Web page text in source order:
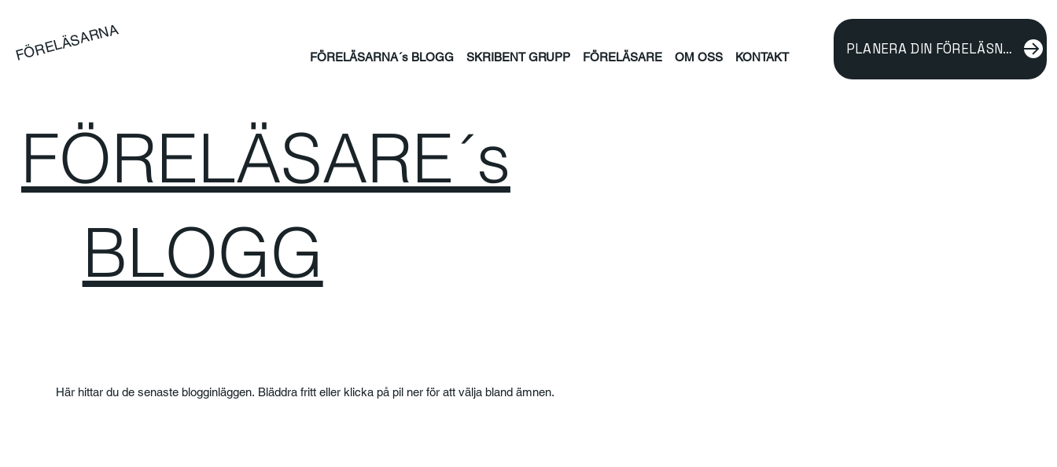
FÖRELÄSARNA FÖRELÄSARNA´s BLOGG SKRIBENT GRUPP FÖRELÄSARE OM OSS KONTAKT PLANERA DIN FÖRELÄSNING
FÖRELÄSARE´s
BLOGG
Här hittar du de senaste blogginläggen. Bläddra fritt eller klicka på pil ner för att välja bland ämnen.